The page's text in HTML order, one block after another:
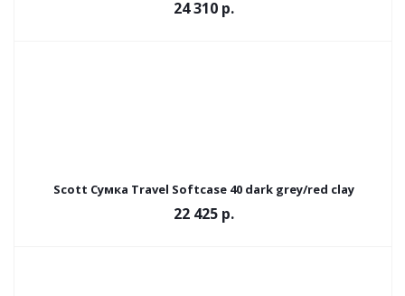
24 310р.
Scott Сумка Travel Softcase 40 dark grey/red clay
22 425р.